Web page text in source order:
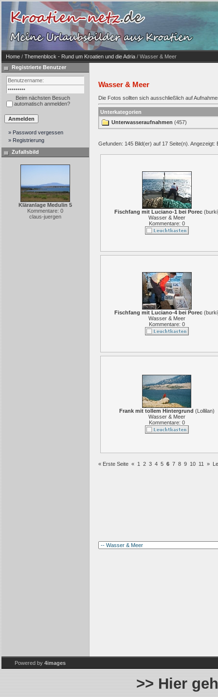
Home / Themenblock - Rund um Kroatien und die Adria / Wasser & Meer
Registrierte Benutzer
Beim nächsten Besuch
automatisch anmelden?
» Password vergessen
» Registrierung
Zufallsbild
Kläranlage Medulin 5
Kommentare: 0
claus-juergen
Wasser & Meer
Die Fotos sollten sich ausschließlich auf
Unterkategorien
Unterwasseraufnahmen (457)
Gefunden: 145 Bild(er) auf 17 Seite(n). Angezeigt:
Fischfang mit Luciano-1 bei Porec(burki
Wasser & Meer
Kommentare: 0
Fischfang mit Luciano-4 bei Porec(burki
Wasser & Meer
Kommentare: 0
Frank mit tollem Hintergrund (Lollilan)
Wasser & Meer
Kommentare: 0
« Erste Seite « 1 2 3 4 5 6 7 8 9 10 11 »
Powered by 4images
>> Hier